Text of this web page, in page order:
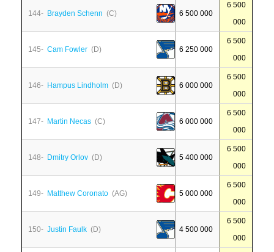
144- Brayden Schenn (C) 6 500 000
6 500
000
145- Cam Fowler (D) 6 250 000
6 500
000
146- Hampus Lindholm (D) 6 000 000
6 500
000
147- Martin Necas (C) 6 000 000
6 500
000
148- Dmitry Orlov (D) 5 400 000
6 500
000
149- Matthew Coronato (AG) 5 000 000
6 500
000
150- Justin Faulk (D) 4 500 000
6 500
000